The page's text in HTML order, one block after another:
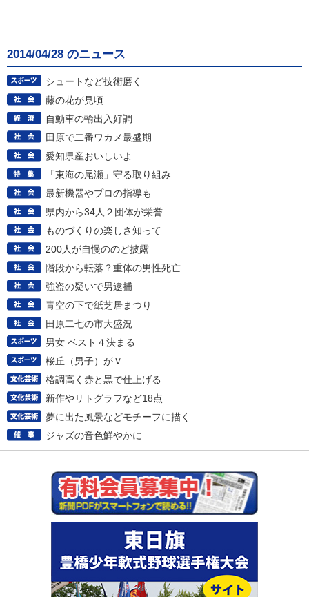
2014/04/28 のニュース
シュートなど技術磨く
藤の花が見頃
自動車の輸出入好調
田原で二番ワカメ最盛期
愛知県産おいしいよ
「東海の尾瀬」守る取り組み
最新機器やプロの指導も
県内から34人２団体が栄誉
ものづくりの楽しさ知って
200人が自慢ののど披露
階段から転落？重体の男性死亡
強盗の疑いで男逮捕
青空の下で紙芝居まつり
田原二七の市大盛況
男女 ベスト４決まる
桜丘（男子）がＶ
格調高く赤と黒で仕上げる
新作やリトグラフなど18点
夢に出た風景などモチーフに描く
ジャズの音色鮮やかに